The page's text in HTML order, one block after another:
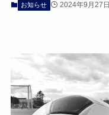
お知らせ 2024年9月27日